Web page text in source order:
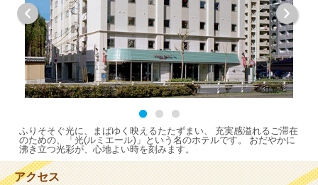
Previous Next
ふりそそぐ光に、まばゆく映えるたたずまい、 充実感溢れるご滞在
のための、「光(ルミエール)」という名のホテルです。 おだやかに
沸き立つ光彩が、心地よい時を刻みます。
アクセス